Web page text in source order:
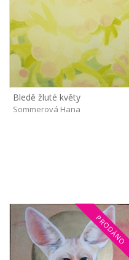
Bledě žluté květy
Sommerová Hana
PRODÁNO